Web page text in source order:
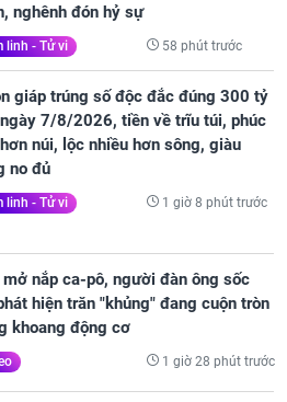
nghênh đón hỷ sự
linh - Tử vi 58 phút trước
giáp trúng số độc đắc đúng 300 tỷ
7/8/2026, tiền về trĩu túi, phúc
núi, lộc nhiều hơn sông, giàu
no đủ
linh - Tử vi 1 giờ 8 phút trước
nắp ca-pô, người đàn ông sốc
hiện trăn "khủng" đang cuộn tròn
khoang động cơ
1 giờ 28 phút trước